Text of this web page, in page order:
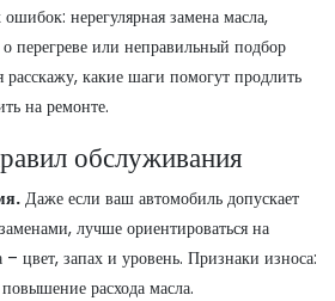
нерегулярная замена масла,
перегреве или неправильный подбор
расскажу, какие шаги помогут продлить
на ремонте.
обслуживания
Даже если ваш автомобиль допускает
лучше ориентироваться на
– цвет, запах и уровень. Признаки износа:
расхода масла.